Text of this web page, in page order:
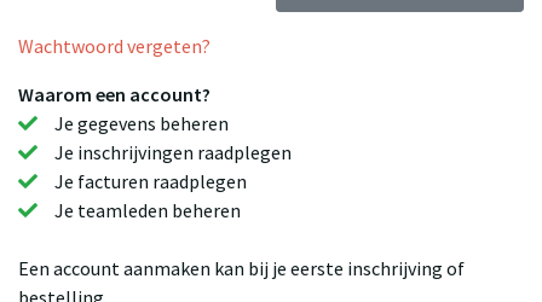
Wachtwoord vergeten?
Waarom een account?
Je gegevens beheren
Je inschrijvingen raadplegen
Je facturen raadplegen
Je teamleden beheren
Een account aanmaken kan bij je eerste inschrijving of